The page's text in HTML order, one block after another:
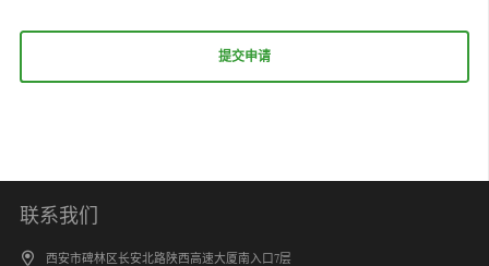
联系我们
西安市碑林区长安北路陕西高速大厦南入口7层